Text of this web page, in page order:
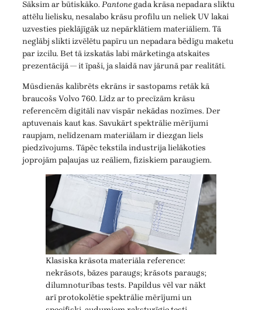
Sāksim ar būtiskāko. Pantonegada krāsa nepadara sliktu
attēlu lielisku, nesalabo krāsu profilu un neliek UV lakai
uzvesties pieklājīgāk uz nepārklātiem materiāliem. Tā
neglābj slikti izvēlētu papīru un nepadara bēdīgu maketu
par izcilu. Bet tā izskatās labi mārketinga atskaites
prezentācijā — it īpaši, ja slaidā nav jārunā par realitāti.
Mūsdienās kalibrēts ekrāns ir sastopams retāk kā
braucošs Volvo 760. Līdz ar to precīzām krāsu
referencēm digitāli nav vispār nekādas nozīmes. Der
aptuvenais kaut kas. Savukārt spektrālie mērījumi
raupjam, nelīdzenam materiālam ir diezgan liels
piedzīvojums. Tāpēc tekstila industrija lielākoties
joprojām paļaujas uz reāliem, fiziskiem paraugiem.
Klasiska krāsota materiāla reference:
nekrāsots, bāzes paraugs; krāsots paraugs;
dilumnoturības tests. Papildus vēl var nākt
arī protokolētie spektrālie mērījumi un